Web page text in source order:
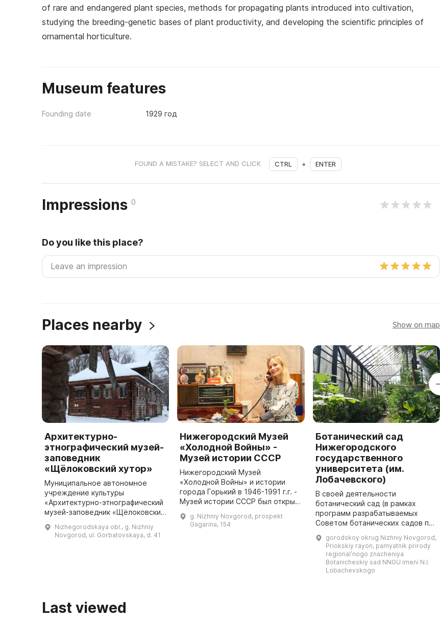
of rare and endangered plant species, methods for propagating plants introduced into cultivation,
studying the breeding‑genetic bases of plant productivity, and developing the scientific principles of
ornamental horticulture.
Museum features
Founding date 1929 год
FOUND A MISTAKE? SELECT AND CLICK CTRL + ENTER
Impressions 0
Do you like this place?
Places nearby Show on map
Архитектурно-
этнографический музей-
заповедник
«Щёлоковский хутор»
Муниципальное автономное
учреждение культуры
«Архитектурно-этнографический
музей-заповедник «Щёлоковский
деревянного зодчества,
отражающих русскую
Nizhegorodskaya obl., g. Nizhniy
Novgorod, ul. Gorbatovskaya, d. 41
Нижегородский Музей
«Холодной Войны» -
Музей истории СССР
Нижегородский Музей
«Холодной Войны» и истории
города Горький в 1946-1991 г.г. -
Музей истории СССР был открыт
сбору и фондов и изучению
истории мира, страны и города в
g. Nizhniy Novgorod, prospekt
Gagarina, 154
Ботанический сад
Нижегородского
государственного
университета (им.
Лобачевского)
В своей деятельности
ботанический сад (в рамках
программ разрабатываемых
Советом ботанических садов при
занимается разработкой
теоретических основ и методов
интродукции р ...
gorodskoy okrug Nizhniy Novgorod,
Priokskiy rayon, pamyatnik prirody
regionalʹnogo znacheniya
Botanicheskiy sad NNGU imeni N.I.
Lobachevskogo
Last viewed